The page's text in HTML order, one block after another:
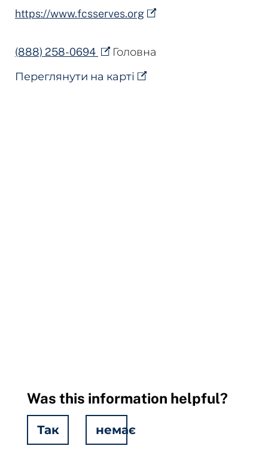
https://www.fcsserves.org
(888) 258-0694
Головна
Переглянути на карті
Was this information helpful?
Так немає